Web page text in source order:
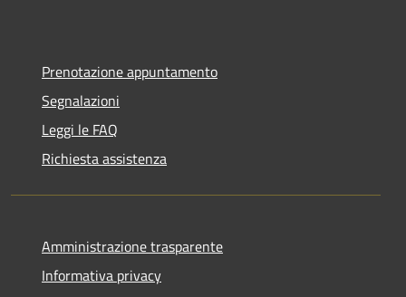
Prenotazione appuntamento
Segnalazioni
Leggi le FAQ
Richiesta assistenza
Amministrazione trasparente
Informativa privacy